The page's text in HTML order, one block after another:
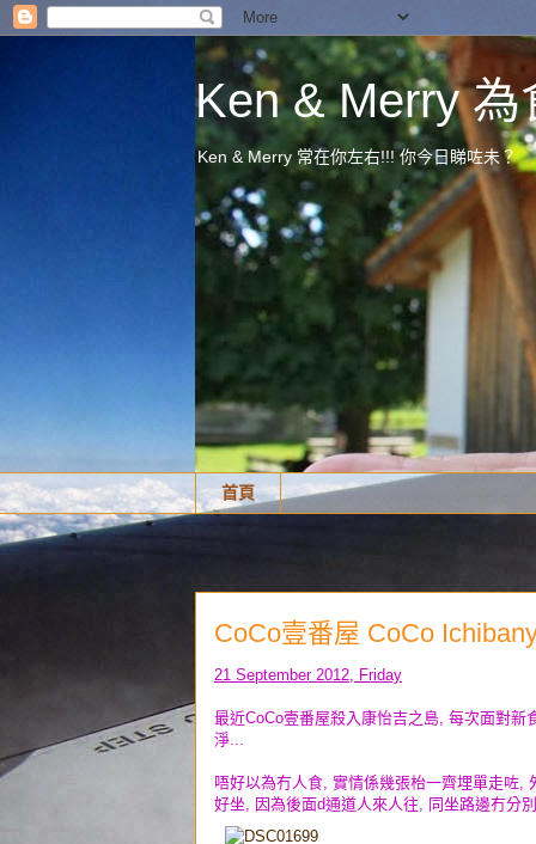
Ken & Merry
Ken & Merry 常在你左右!!! 你今日睇咗未？
首頁
CoCo壹番屋 CoCo
21 September 2012, Friday
最近CoCo壹番屋殺入康怡吉之島, 每次面對
淨...
唔好以為冇人食, 實情係幾張枱一齊埋單走咗,
好坐, 因為後面d通道人來人往, 同坐路邊冇分